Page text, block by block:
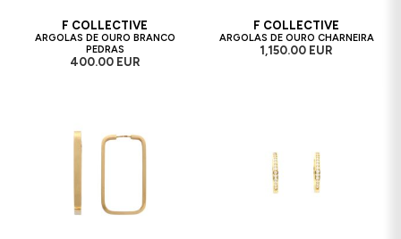
F COLLECTIVE
ARGOLAS DE OURO BRANCO
PEDRAS
400.00 EUR
F COLLECTIVE
ARGOLAS DE OURO CHARNEIRA
1,150.00 EUR